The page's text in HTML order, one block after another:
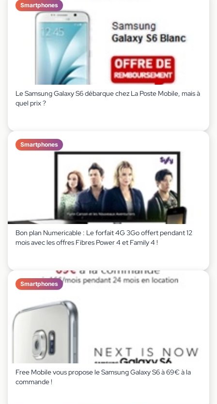
Smartphones
Le Samsung Galaxy S6 débarque chez La Poste Mobile, mais à
quel prix ?
Smartphones
Bon plan Numericable : Le forfait 4G 3Go offert pendant 12
mois avec les offres Fibres Power 4 et Family 4 !
Smartphones
Free Mobile vous propose le Samsung Galaxy S6 à 69€ à la
commande !